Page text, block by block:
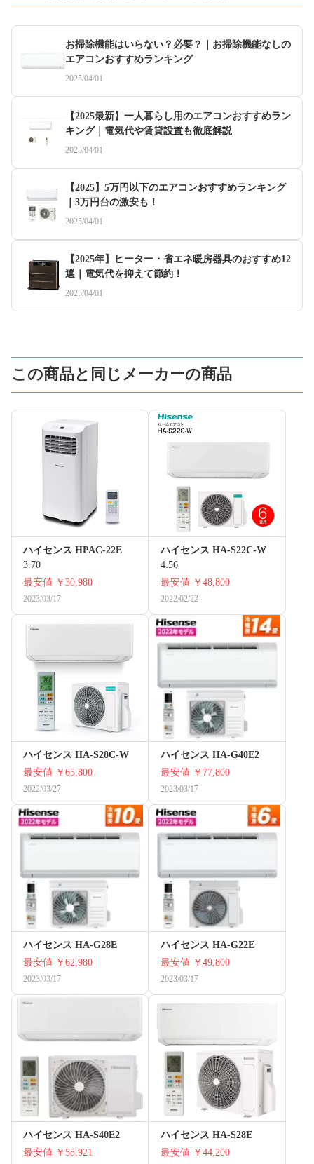
お掃除機能はいらない？必要？｜お掃除機能なしの
エアコンおすすめランキング
2025/04/01
【2025最新】一人暮らし用のエアコンおすすめラン
キング｜電気代や賃貸設置も徹底解説
2025/04/01
【2025】5万円以下のエアコンおすすめランキング
｜3万円台の激安も！
2025/04/01
【2025年】ヒーター・省エネ暖房器具のおすすめ12
選｜電気代を抑えて節約！
2025/04/01
この商品と同じメーカーの商品
ハイセンス HPAC-22E
3.70
最安値 ￥30,980
2023/03/17
ハイセンス HA-S22C-W
4.56
最安値 ￥48,800
2022/02/22
ハイセンス HA-S28C-W
最安値 ￥65,800
2022/03/27
ハイセンス HA-G40E2
最安値 ￥77,800
2023/03/17
ハイセンス HA-G28E
最安値 ￥62,980
2023/03/17
ハイセンス HA-G22E
最安値 ￥49,800
2023/03/17
ハイセンス HA-S40E2
最安値 ￥58,921
ハイセンス HA-S28E
最安値 ￥44,200